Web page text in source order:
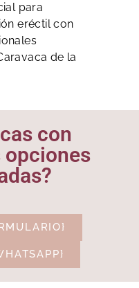
para
eréctil con
de la
con
opciones